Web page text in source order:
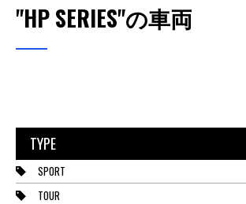
"HP SERIES"の車両
TYPE
SPORT
TOUR